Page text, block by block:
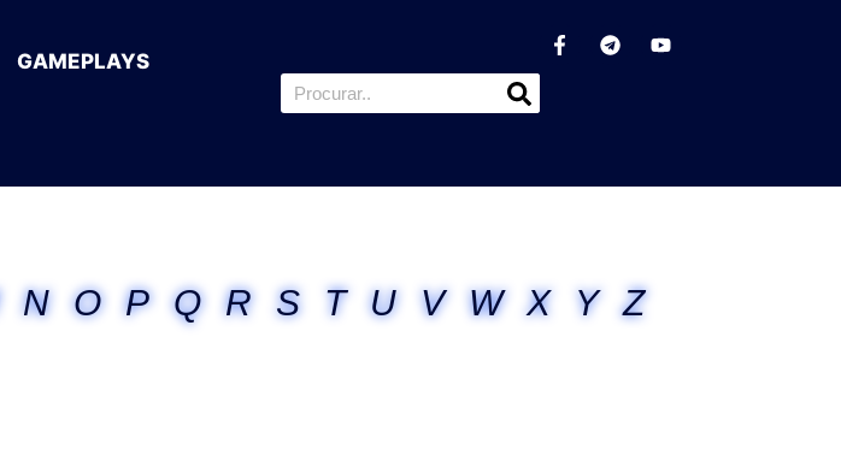
GAMEPLAYS
N O P Q R S T U V W X Y Z